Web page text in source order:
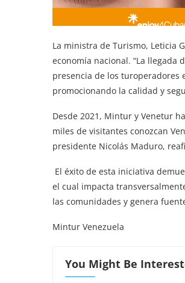
La ministra de Turismo, Leticia
economía nacional. “La llegada
presencia de los turoperadores
promocionando la calidad y
Desde 2021, Mintur y Venetur
miles de visitantes conozcan
presidente Nicolás Maduro,
El éxito de esta iniciativa
el cual impacta
las comunidades y genera
Mintur Venezuela
You Might Be